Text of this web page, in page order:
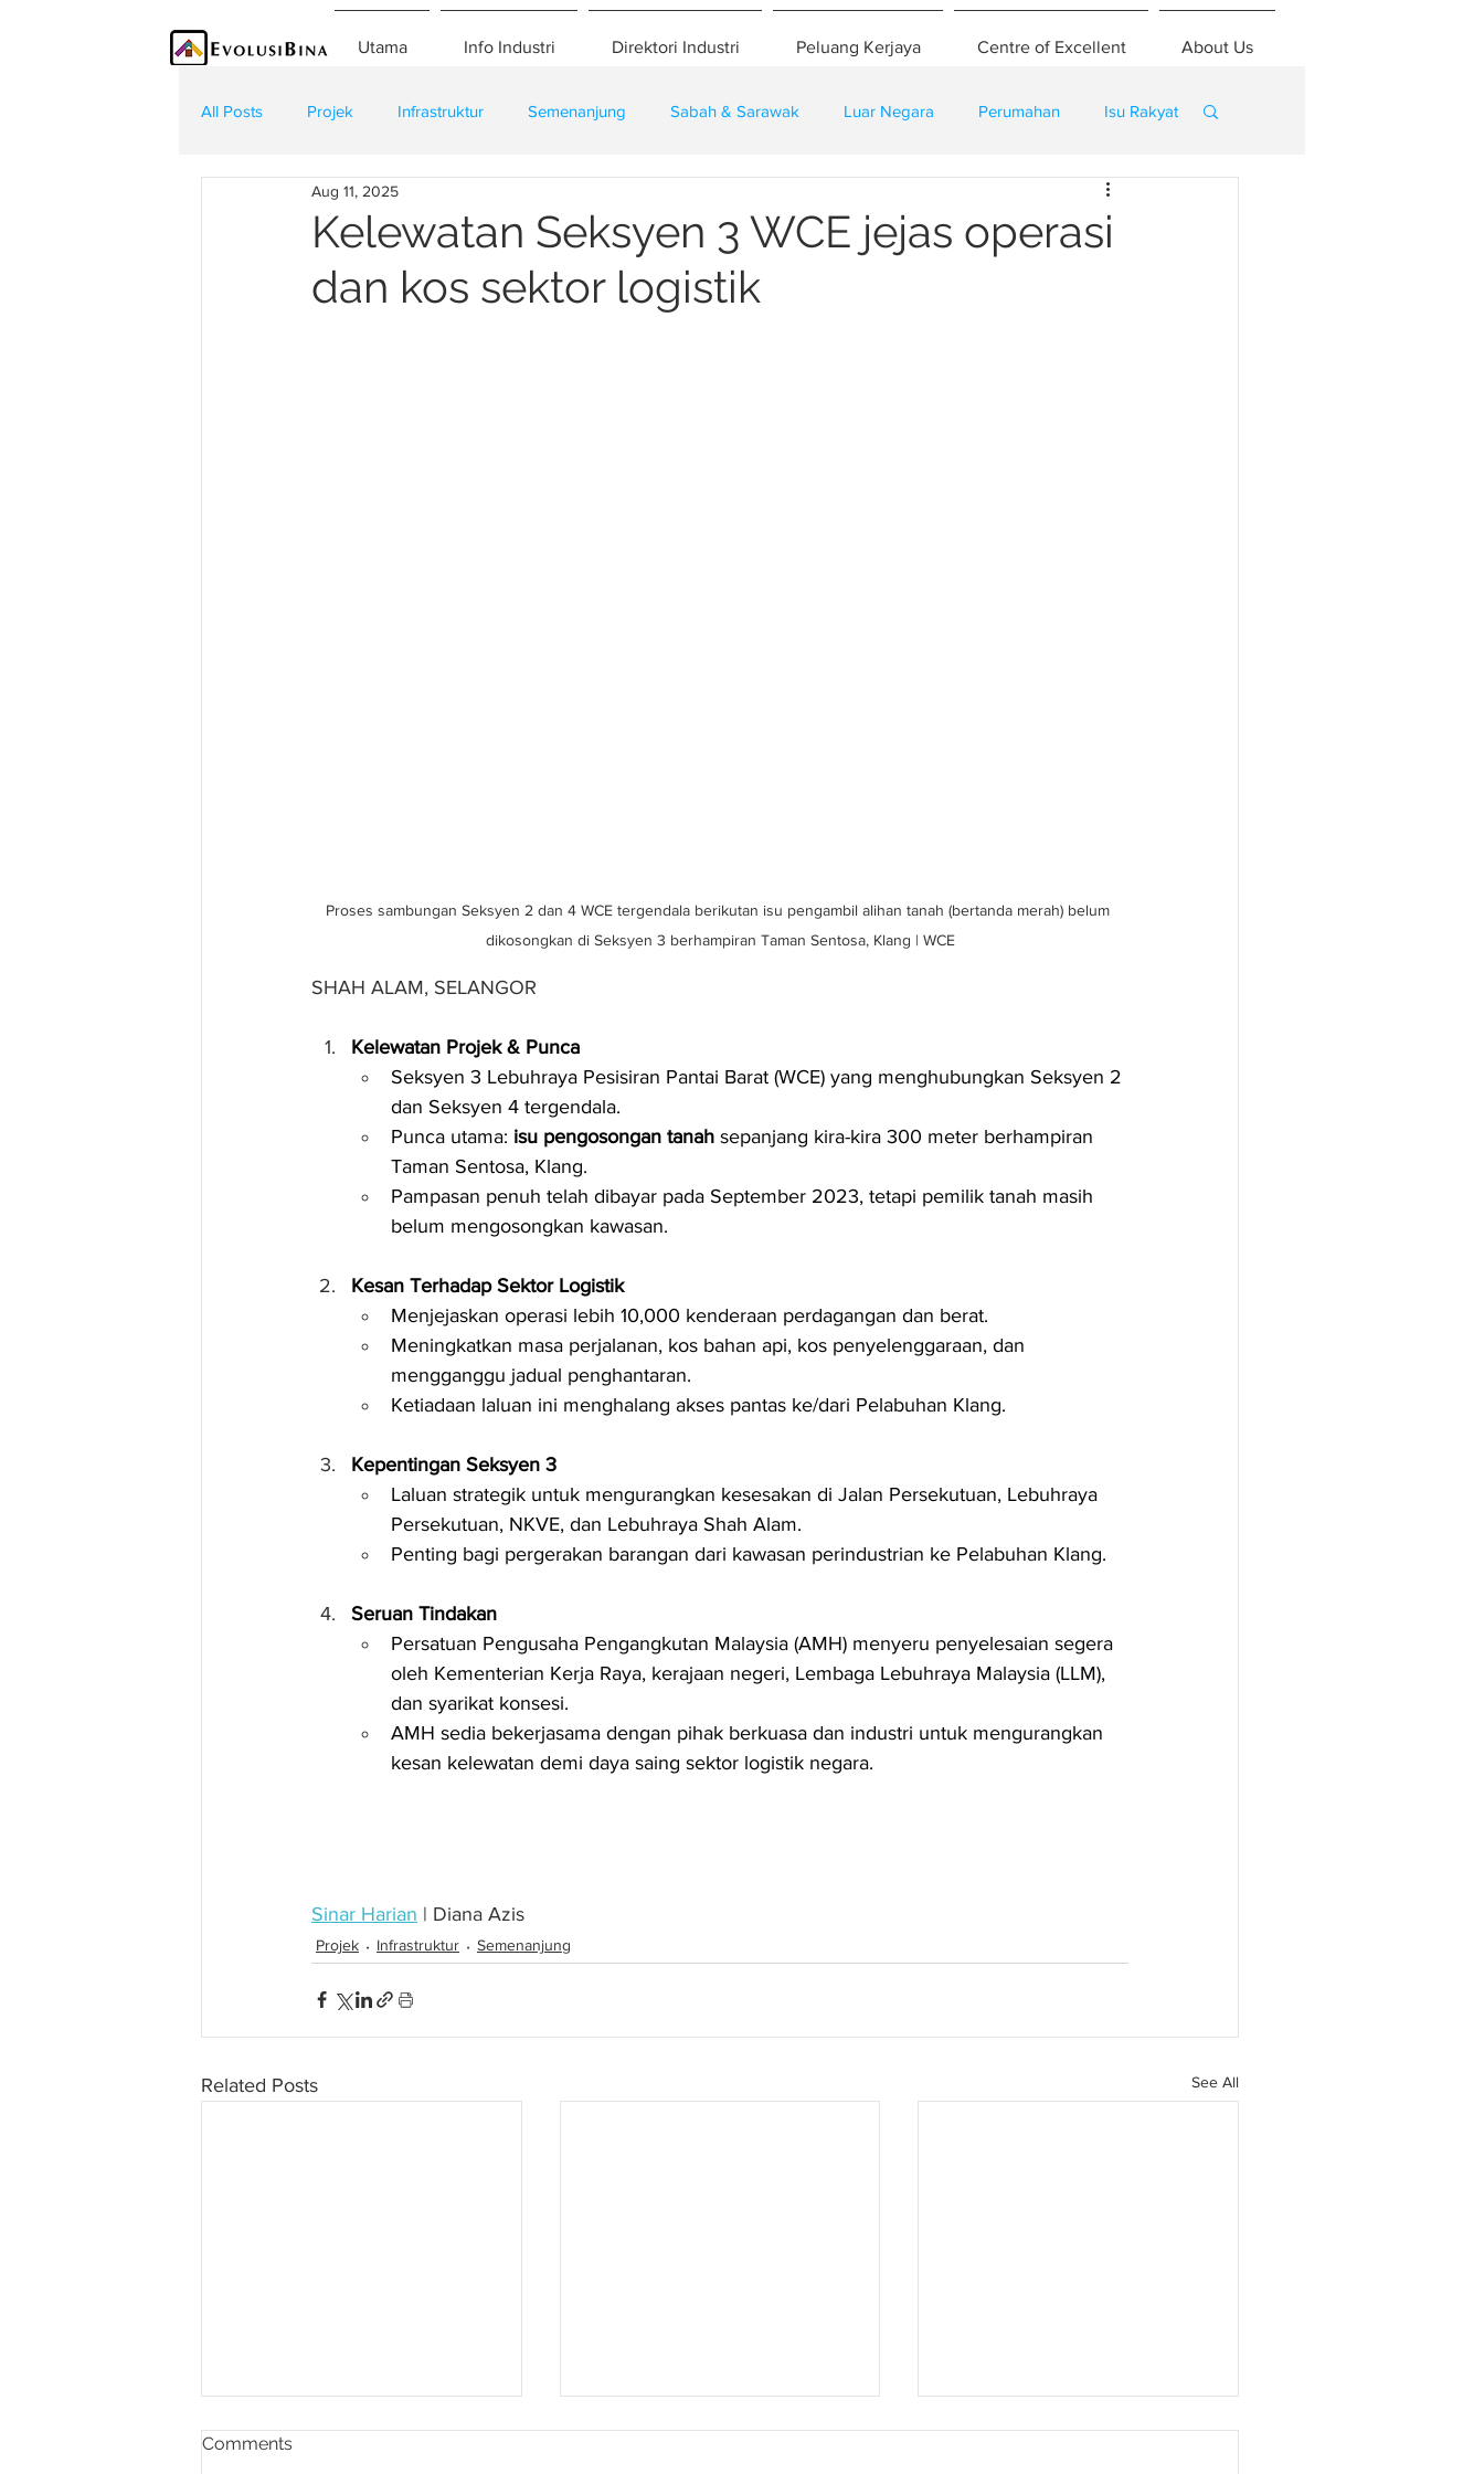
Utama Info Industri Direktori Industri Peluang Kerjaya Centre of Excellent About Us
All Posts Projek Infrastruktur Semenanjung Sabah & Sarawak Luar Negara Perumahan Isu Rakyat
Teknologi Kontraktor
Kelewatan Seksyen 3 WCE jejas operasi
dan kos sektor logistik
Aug 11, 2025
Proses sambungan Seksyen 2 dan 4 WCE tergendala berikutan isu pengambil alihan tanah (bertanda merah) belum
dikosongkan di Seksyen 3 berhampiran Taman Sentosa, Klang | WCE
SHAH ALAM, SELANGOR
Kelewatan Projek & Punca
Seksyen 3 Lebuhraya Pesisiran Pantai Barat (WCE) yang menghubungkan Seksyen 2
dan Seksyen 4 tergendala.
Punca utama: isu pengosongan tanah sepanjang kira-kira 300 meter berhampiran
Taman Sentosa, Klang.
Pampasan penuh telah dibayar pada September 2023, tetapi pemilik tanah masih
belum mengosongkan kawasan.
Kesan Terhadap Sektor Logistik
Menjejaskan operasi lebih 10,000 kenderaan perdagangan dan berat.
Meningkatkan masa perjalanan, kos bahan api, kos penyelenggaraan, dan
mengganggu jadual penghantaran.
Ketiadaan laluan ini menghalang akses pantas ke/dari Pelabuhan Klang.
Kepentingan Seksyen 3
Laluan strategik untuk mengurangkan kesesakan di Jalan Persekutuan, Lebuhraya
Persekutuan, NKVE, dan Lebuhraya Shah Alam.
Penting bagi pergerakan barangan dari kawasan perindustrian ke Pelabuhan Klang.
Seruan Tindakan
Persatuan Pengusaha Pengangkutan Malaysia (AMH) menyeru penyelesaian segera
oleh Kementerian Kerja Raya, kerajaan negeri, Lembaga Lebuhraya Malaysia (LLM),
dan syarikat konsesi.
AMH sedia bekerjasama dengan pihak berkuasa dan industri untuk mengurangkan
kesan kelewatan demi daya saing sektor logistik negara.
Sinar Harian | Diana Azis
Projek Infrastruktur Semenanjung
Related Posts See All
Comments